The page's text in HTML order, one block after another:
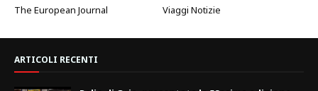
The European Journal
Viaggi Notizie
ARTICOLI RECENTI